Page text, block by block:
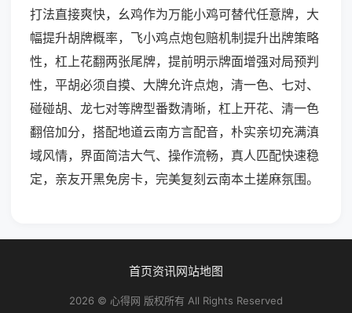
打法直接爽快，幺鸡作为万能小鸡可替代任意牌，大
幅提升胡牌概率，飞小鸡点炮包赔机制提升出牌策略
性，杠上花翻两张尾牌，提前明示牌面增强对局预判
性，平胡必须自摸、大牌允许点炮，清一色、七对、
碰碰胡、龙七对等牌型番数清晰，杠上开花、清一色
翻倍加分，搭配地道云南方言配音，朴实亲切充满滇
域风情，界面简洁大气、操作流畅，真人匹配快速稳
定，亲友开黑免房卡，完美复刻云南本土搓麻氛围。
首页资讯网站地图
2026 © 心得网 版权所有 All Rights Reserved